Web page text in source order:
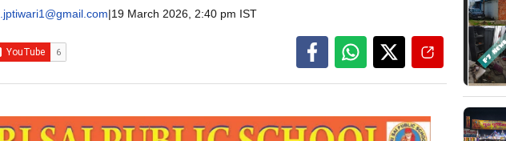
|19 March 2026, 2:40 pm IST